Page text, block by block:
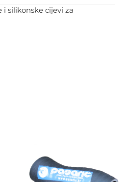
silikonske cijevi za